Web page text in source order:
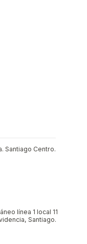
Santiago Centro.
línea 1 local 11
Santiago.